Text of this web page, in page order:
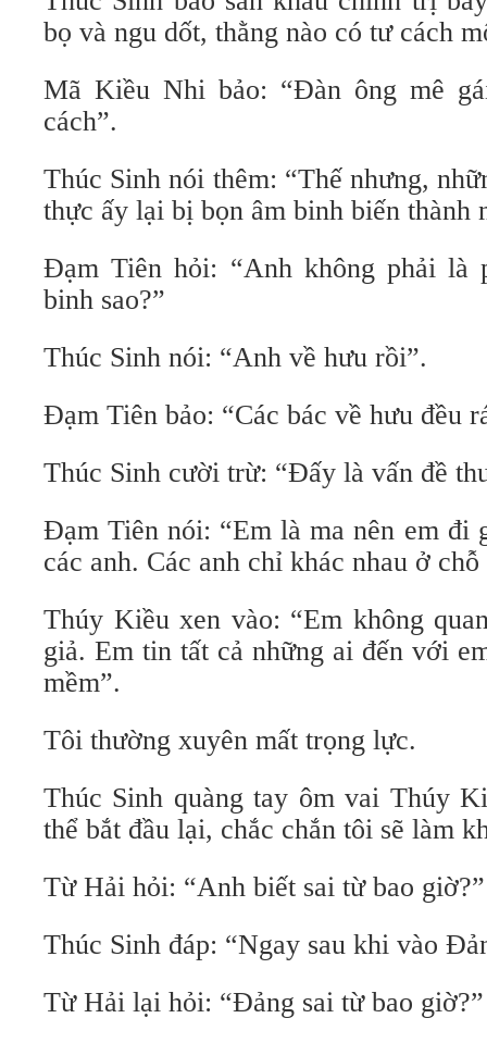
bọ và ngu dốt, thằng nào có tư cách
Mã Kiều Nhi bảo: “Đàn ông mê
cách”.
Thúc Sinh nói thêm: “Thế nhưng,
thực ấy lại bị bọn âm binh biến thành
Đạm Tiên hỏi: “Anh không phải là
binh sao?”
Thúc Sinh nói: “Anh về hưu rồi”.
Đạm Tiên bảo: “Các bác về hưu đều
Thúc Sinh cười trừ: “Đấy là vấn đề
Đạm Tiên nói: “Em là ma nên em đi
các anh. Các anh chỉ khác nhau ở
Thúy Kiều xen vào: “Em không
giả. Em tin tất cả những ai đến với
mềm”.
Tôi thường xuyên mất trọng lực.
Thúc Sinh quàng tay ôm vai Thúy
thể bắt đầu lại, chắc chắn tôi sẽ làm
Từ Hải hỏi: “Anh biết sai từ bao giờ?”
Thúc Sinh đáp: “Ngay sau khi vào
Từ Hải lại hỏi: “Đảng sai từ bao giờ?”